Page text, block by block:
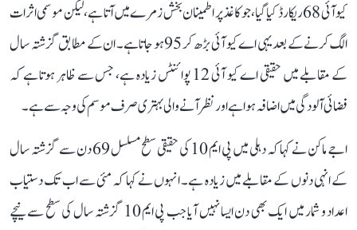
کیو آئی 68 ریکارڈ کیا گیا، جو کاغذ پر اطمینان بخش زمرے میں آتا ہے، لیکن موسمی اثرات
الگ کرنے کے بعد یہی اے کیو آئی بڑھ کر 95 ہو جاتا ہے۔ ان کے مطابق گزشتہ سال
کے مقابلے میں حقیقی اے کیو آئی 12 پوائنٹس زیادہ ہے، جس سے ظاہر ہوتا ہے کہ
فضائی آلودگی میں اضافہ ہوا ہے اور نظر آنے والی بہتری صرف موسم کی وجہ سے ہے۔
اجے ماکن نے کہا کہ دہلی میں پی ایم 10 کی حقیقی سطح مسلسل 69 دن سے گزشتہ سال
کے انہی دنوں کے مقابلے میں زیادہ ہے۔ انہوں نے کہا کہ مئی سے اب تک دستیاب
اعداد و شمار میں ایک بھی دن ایسا نہیں آیا جب پی ایم 10 گزشتہ سال کی سطح سے نیچے